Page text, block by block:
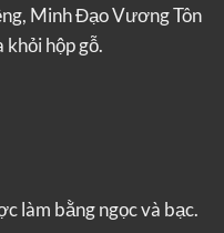
Minh Đạo Vương Tôn
khỏi hộp gỗ.
làm bằng ngọc và bạc.